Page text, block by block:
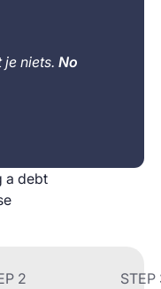
je niets. No
a debt
2 STEP